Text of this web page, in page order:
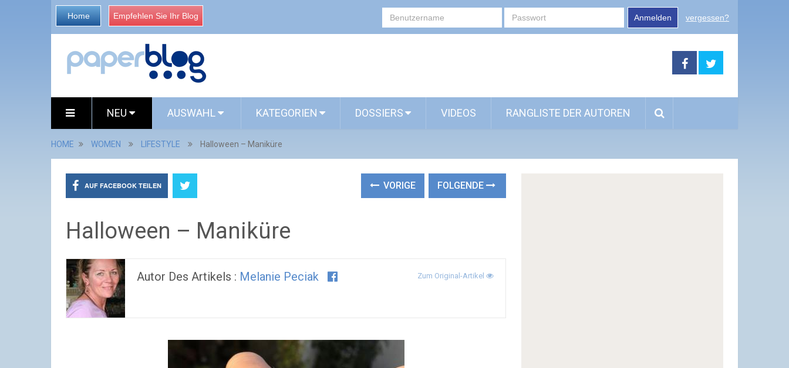
Home Empfehlen Sie Ihr Blog Anmelden vergessen?
NEU AUSWAHL KATEGORIEN DOSSIERS VIDEOS RANGLISTE DER AUTOREN
HOME WOMEN LIFESTYLE Halloween – Maniküre
AUF FACEBOOK TEILEN VORIGE FOLGENDE
Halloween – Maniküre
Autor Des Artikels : Melanie Peciak Zum Original-Artikel